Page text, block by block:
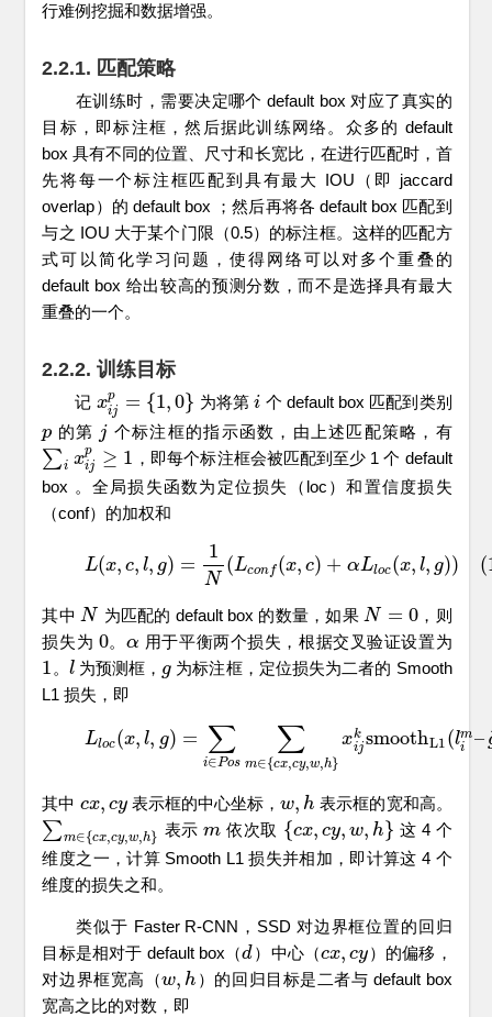
行难例挖掘和数据增强。
2.2.1. 匹配策略
在训练时，需要决定哪个 default box 对应了真实的
目标，即标注框，然后据此训练网络。众多的 default
box 具有不同的位置、尺寸和长宽比，在进行匹配时，首
先将每一个标注框匹配到具有最大 IOU（即 jaccard
overlap）的 default box ；然后再将各 default box 匹配到
与之 IOU 大于某个门限（0.5）的标注框。这样的匹配方
式可以简化学习问题，使得网络可以对多个重叠的
default box 给出较高的预测分数，而不是选择具有最大
重叠的一个。
2.2.2. 训练目标
记 xp
ij = {1, 0}
xijp ={1 ,0} 为将第i
i 个 default box 匹配到类别
p
p 的第 j
j 个标注框的指示函数，由上述匹配策略，有
∑i xp
ij ≥ 1
∑ xi p≥1
，即每个标注框会被匹配到至少 1 个 default
box 。全局损失函数为定位损失（loc）和置信度损失
（conf）的加权和
L(x, c, l, g) =
1
N
(Lconf (x, c) + αLloc(x, l, g))
(1) x )= 1N( nf c) c( ,g
其中 N
N 为匹配的 default box 的数量，如果 N = 0
N= 0
，则
损失为 0
0。 α
α 用于平衡两个损失，根据交叉验证设置为
1
1 。 l
l为预测框， g
g 为标注框，定位损失为二者的 Smooth
L1 损失，即
Lloc(x, l, g) = ∑
i∈Pos
∑
m∈{cx,cy,w,h}
xk
ijsmoothL1(lm
i
–
(2)L oc( ,l g)= ∑i∈ Po s {c x,c h}x ijksmoothL1(lim–
其中 cx, cy
cx,cy 表示框的中心坐标，w, h
w,h 表示框的宽和高。
∑m∈{cx,cy,w,h}
∑ m∈{cx, cy ,w ,h} 表示m
m 依次取 {cx, cy, w, h}
{cx,c y,w, h}
这 4 个
维度之一，计算 Smooth L1 损失并相加，即计算这 4 个
维度的损失之和。
类似于 Faster R-CNN，SSD 对边界框位置的回归
目标是相对于 default box（d
d ）中心（cx, cy
cx,cy ）的偏移，
对边界框宽高（w, h
w,h
）的回归目标是二者与 default box
宽高之比的对数，即